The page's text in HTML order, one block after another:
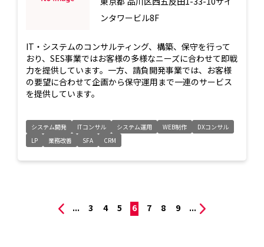
ンタワービル8F
IT・システムのコンサルティング、構築、保守を行って
おり、SES事業ではお客様の多様なニーズに合わせて即戦
力を提供しています。一方、請負開発事業では、お客様
の要望に合わせて企画から保守運用まで一連のサービス
を提供しています。
システム開発 ITコンサル システム運用 WEB制作
DXコンサル
LP
業務改善 SFA CRM
... 3 4 5 6 7 8 9 ...